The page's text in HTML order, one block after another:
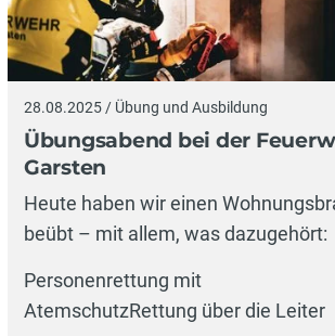
28.08.2025 / Übung und Ausbildung
Übungsabend bei der
Garsten
Heute haben wir einen
beübt – mit allem, was dazugehört:
Personenrettung mit
AtemschutzRettung über die Leiter